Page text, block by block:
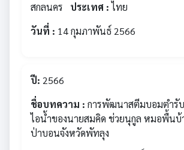
สกลนคร ประเทศ :ไทย
วันที่ : 14 กุมภาพันธ์ 2566
ปี: 2566
ชื่อบทความ : การพัฒนาสตีมบอมตํารั
ไอน้ําของนายสมคิด ช่วยนุกูล หมอพื้นบ้
ป่าบอนจังหวัดพัทลุง